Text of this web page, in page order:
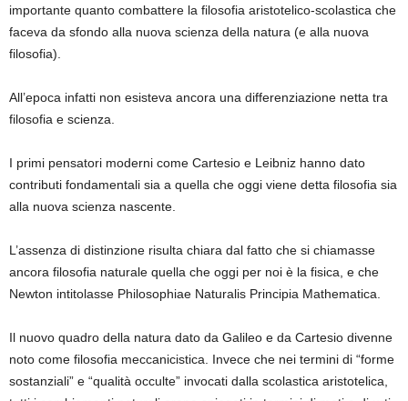
importante quanto combattere la filosofia aristotelico-scolastica che
faceva da sfondo alla nuova scienza della natura (e alla nuova
filosofia).
All’epoca infatti non esisteva ancora una differenziazione netta tra
filosofia e scienza.
I primi pensatori moderni come Cartesio e Leibniz hanno dato
contributi fondamentali sia a quella che oggi viene detta filosofia sia
alla nuova scienza nascente.
L’assenza di distinzione risulta chiara dal fatto che si chiamasse
ancora filosofia naturale quella che oggi per noi è la fisica, e che
Newton intitolasse Philosophiae Naturalis Principia Mathematica.
Il nuovo quadro della natura dato da Galileo e da Cartesio divenne
noto come filosofia meccanicistica. Invece che nei termini di “forme
sostanziali” e “qualità occulte” invocati dalla scolastica aristotelica,